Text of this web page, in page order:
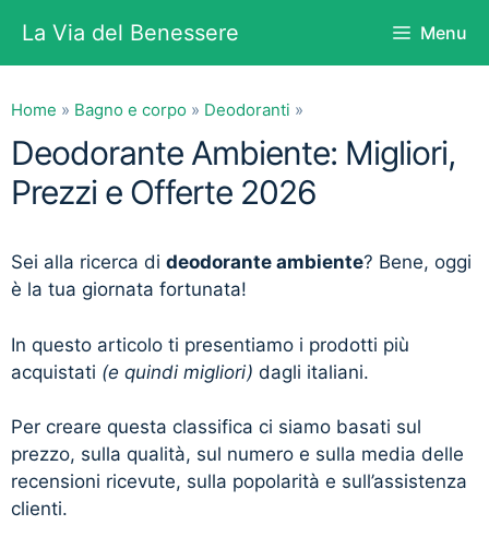
contenuto
La Via del Benessere Menu
Home » Bagno e corpo » Deodoranti »
Deodorante Ambiente: Migliori,
Prezzi e Offerte 2026
Sei alla ricerca di deodorante ambiente? Bene, oggi
è la tua giornata fortunata!
In questo articolo ti presentiamo i prodotti più
acquistati (e quindi migliori) dagli italiani.
Per creare questa classifica ci siamo basati sul
prezzo, sulla qualità, sul numero e sulla media delle
recensioni ricevute, sulla popolarità e sull’assistenza
clienti.